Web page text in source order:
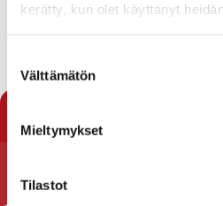
kerätty, kun olet käyttänyt
valinta
Välttämätön
Mieltymykset
Tilastot
Rautalammin kunta